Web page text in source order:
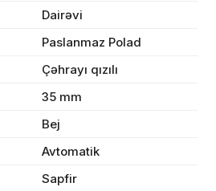
Dairəvi
Paslanmaz Polad
Çəhrayı qızılı
35 mm
Bej
Avtomatik
Sapfir
OK